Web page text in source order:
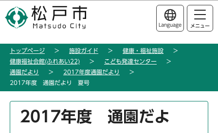
の
ー
頭
このページの本文へ移動
Language メニュー
トップページ 施設ガイド
健康・福祉施設
健康福祉会館(ふれあい22)
こども発達センター
通園だより
2017年度通園だより
2017年度 通園だより 夏号
2017年度 通園だよ